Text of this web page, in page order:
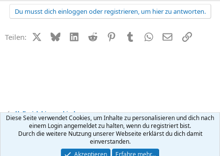
Du musst dich einloggen oder registrieren, um hier zu antworten.
Teilen: X (Twitter)
BlueskyLinkedIn
Reddit PinterestTumblr WhatsApp
E-MailLink
Hallo, ich bin neu hier!
Kontakt Nutzungsbedingungen Datenschutz Hilfe
R
Community platform by XenForo ® © 2010-2026 XenForo Ltd.
Diese Seite verwendet Cookies, um Inhalte zu personalisieren und dich nach
einem Login angemeldet zu halten, wenn du registriert bist.
Durch die weitere Nutzung unserer Webseite erklärst du dich damit
einverstanden.
Akzeptieren
Erfahre mehr…